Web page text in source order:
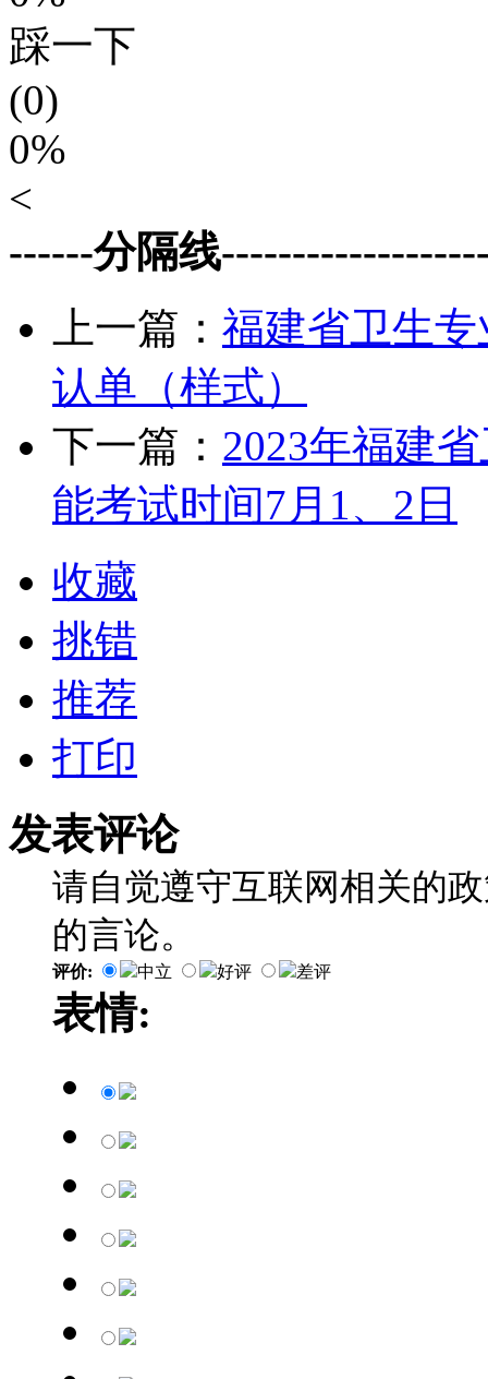
踩一下
(0)
0%
<
------分隔线
上一篇： 福建省卫生
认单（样式）
下一篇： 2023年福建
能考试时间7月1、2日
收藏
挑错
推荐
打印
发表评论
请自觉遵守互联网相关的
的言论。
评价: 中立 好评 差评
表情: